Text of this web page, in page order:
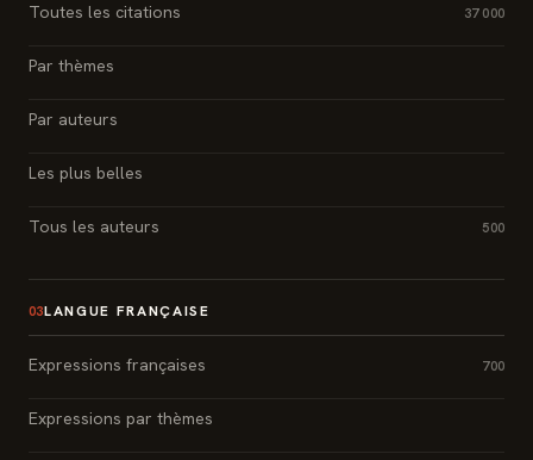
Toutes les citations 37 000
Par thèmes
Par auteurs
Les plus belles
Tous les auteurs 500
03LANGUE FRANÇAISE
Expressions françaises 700
Expressions par thèmes